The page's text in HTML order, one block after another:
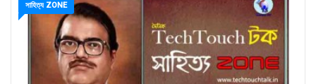
সাহিত্য ZONE